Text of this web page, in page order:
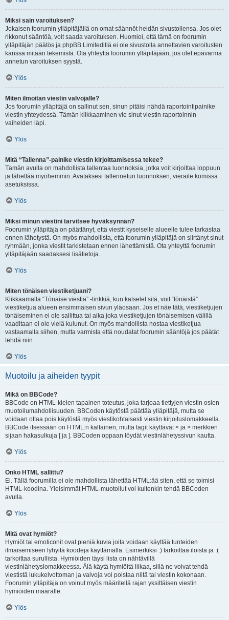
Miksi sain varoituksen?
Jokaisen foorumin ylläpitäjällä on omat säännöt heidän sivustollensa. Jos olet
rikkonut sääntöä, voit saada varoituksen. Huomioi, että tämä on foorumin
ylläpitäjän päätös ja phpBB Limitedillä ei ole sivustolla annettavien varoitusten
kanssa mitään tekemistä. Ota yhteyttä foorumin ylläpitäjään, jos olet epävarma
annetun varoituksen syystä.
Ylös
Miten ilmoitan viestin valvojalle?
Jos foorumin ylläpitäjä on sallinut sen, sinun pitäisi nähdä raportointipainike
viestin yhteydessä. Tämän klikkaaminen vie sinut viestin raportoinnin
vaiheiden läpi.
Ylös
Mitä “Tallenna”-painike viestin kirjoittamisessa tekee?
Tämän avulla on mahdollista tallentaa luonnoksia, jotka voit kirjoittaa loppuun
ja lähettää myöhemmin. Avataksesi tallennetun luonnoksen, vieraile komissa
asetuksissa.
Ylös
Miksi minun viestini tarvitsee hyväksynnän?
Foorumin ylläpitäjä on päättänyt, että viestit kyseiselle alueelle tulee tarkastaa
ennen lähetystä. On myös mahdollista, että foorumin ylläpitäjä on siirtänyt sinut
ryhmään, jonka viestit tarkistetaan ennen lähettämistä. Ota yhteyttä foorumin
ylläpitäjään saadaksesi lisätietoja.
Ylös
Miten tönäisen viestiketjuani?
Klikkaamalla “Tönaise viestiä” -linkkiä, kun katselet sitä, voit “tönäistä”
viestiketjua alueen ensimmäisen sivun yläosaan. Jos et näe tätä, viestiketjujen
tönäiseminen ei ole sallittua tai aika joka viestiketjujen tönäisemisen välillä
vaaditaan ei ole vielä kulunut. On myös mahdollista nostaa viestiketjua
vastaamalla siihen, mutta varmista että noudatat foorumin sääntöjä jos päätät
tehdä niin.
Ylös
Muotoilu ja aiheiden tyypit
Mikä on BBCode?
BBCode on HTML-kielen tapainen toteutus, joka tarjoaa tiettyjen viestin osien
muotoilumahdollisuuden. BBCoden käytöstä päättää ylläpitäjä, mutta se
voidaan ottaa pois käytöstä myös viestikohtaisesti viestin kirjoituslomakkeella.
BBCode itsessään on HTML:n kaltainen, mutta tagit käyttävät < ja > merkkien
sijaan hakasulkuja [ ja ]. BBCoden oppaan löydät viestinlähetyssivun kautta.
Ylös
Onko HTML sallittu?
Ei. Tällä foorumilla ei ole mahdollista lähettää HTML:ää siten, että se toimisi
HTML-koodina. Yleisimmät HTML-muotoilut voi kuitenkin tehdä BBCoden
avulla.
Ylös
Mitä ovat hymiöt?
Hymiöt tai emoticonit ovat pieniä kuvia joita voidaan käyttää tunteiden
ilmaisemiseen lyhyitä koodeja käyttämällä. Esimerkiksi :) tarkoittaa iloista ja :(
tarkoittaa surullista. Hymiöiden täysi lista on nähtävillä
viestinlähetyslomakkeessa. Älä käytä hymiöitä liikaa, sillä ne voivat tehdä
viestistä lukukelvottoman ja valvoja voi poistaa niitä tai viestin kokonaan.
Foorumin ylläpitäjä on voinut myös määritellä rajan yksittäisen viestin
hymiöiden määrälle.
Ylös